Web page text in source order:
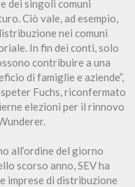
dei singoli comuni
Ciò vale, ad esempio,
nei comuni
In fin dei conti, solo
contribuire a una
di famiglie e aziende”,
Fuchs, riconfermato
elezioni per il rinnovo
all’ordine del giorno
scorso anno, SEV ha
imprese di distribuzione